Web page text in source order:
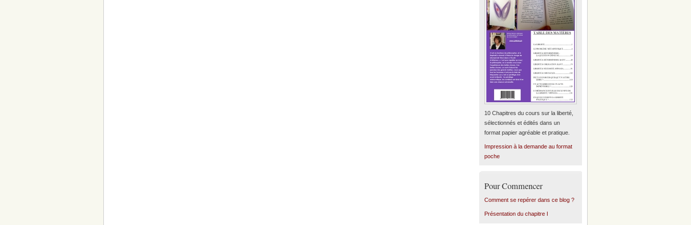
10 Chapitres du cours sur la liberté,
sélectionnés et édités dans un
format papier agréable et pratique.
Impression à la demande au format
poche
Pour Commencer
Comment se repérer dans ce blog ?
Présentation du chapitre I